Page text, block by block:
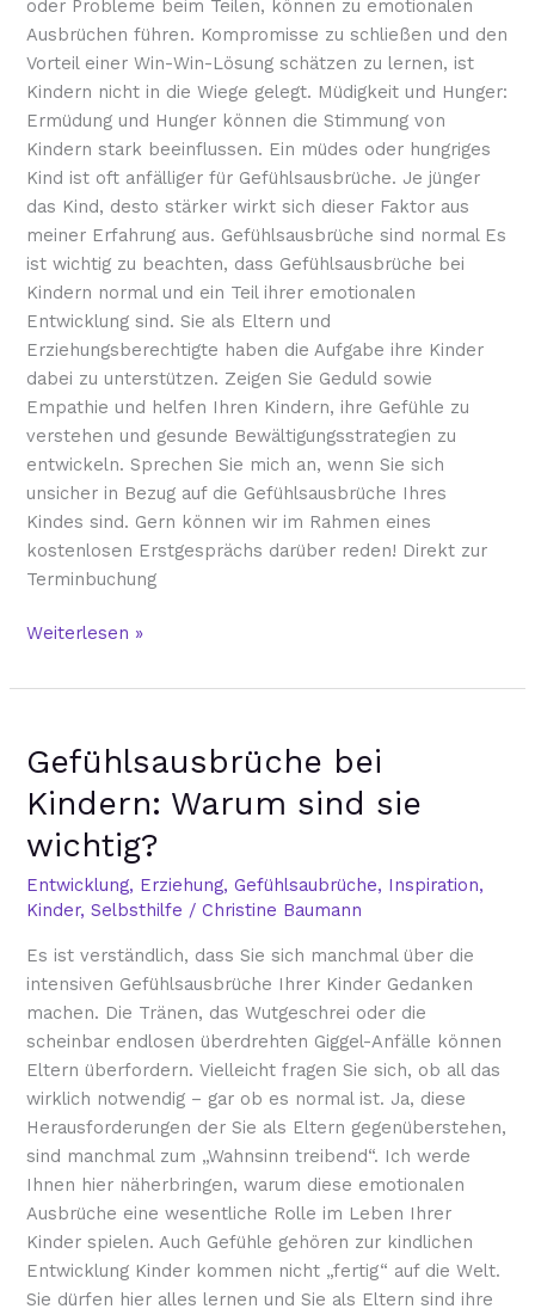
oder Probleme beim Teilen, können zu emotionalen
Ausbrüchen führen. Kompromisse zu schließen und den
Vorteil einer Win-Win-Lösung schätzen zu lernen, ist
Kindern nicht in die Wiege gelegt. Müdigkeit und Hunger:
Ermüdung und Hunger können die Stimmung von
Kindern stark beeinflussen. Ein müdes oder hungriges
Kind ist oft anfälliger für Gefühlsausbrüche. Je jünger
das Kind, desto stärker wirkt sich dieser Faktor aus
meiner Erfahrung aus. Gefühlsausbrüche sind normal Es
ist wichtig zu beachten, dass Gefühlsausbrüche bei
Kindern normal und ein Teil ihrer emotionalen
Entwicklung sind. Sie als Eltern und
Erziehungsberechtigte haben die Aufgabe ihre Kinder
dabei zu unterstützen. Zeigen Sie Geduld sowie
Empathie und helfen Ihren Kindern, ihre Gefühle zu
verstehen und gesunde Bewältigungsstrategien zu
entwickeln. Sprechen Sie mich an, wenn Sie sich
unsicher in Bezug auf die Gefühlsausbrüche Ihres
Kindes sind. Gern können wir im Rahmen eines
kostenlosen Erstgesprächs darüber reden! Direkt zur
Terminbuchung
Weiterlesen »
Gefühlsausbrüche bei
Kindern: Warum sind sie
wichtig?
Entwicklung, Erziehung,Gefühlsaubrüche, Inspiration,
Kinder,Selbsthilfe /Christine Baumann
Es ist verständlich, dass Sie sich manchmal über die
intensiven Gefühlsausbrüche Ihrer Kinder Gedanken
machen. Die Tränen, das Wutgeschrei oder die
scheinbar endlosen überdrehten Giggel-Anfälle können
Eltern überfordern. Vielleicht fragen Sie sich, ob all das
wirklich notwendig – gar ob es normal ist. Ja, diese
Herausforderungen der Sie als Eltern gegenüberstehen,
sind manchmal zum „Wahnsinn treibend“. Ich werde
Ihnen hier näherbringen, warum diese emotionalen
Ausbrüche eine wesentliche Rolle im Leben Ihrer
Kinder spielen. Auch Gefühle gehören zur kindlichen
Entwicklung Kinder kommen nicht „fertig“ auf die Welt.
Sie dürfen hier alles lernen und Sie als Eltern sind ihre
bei
Kindern:
Warum
sind
wichtig?